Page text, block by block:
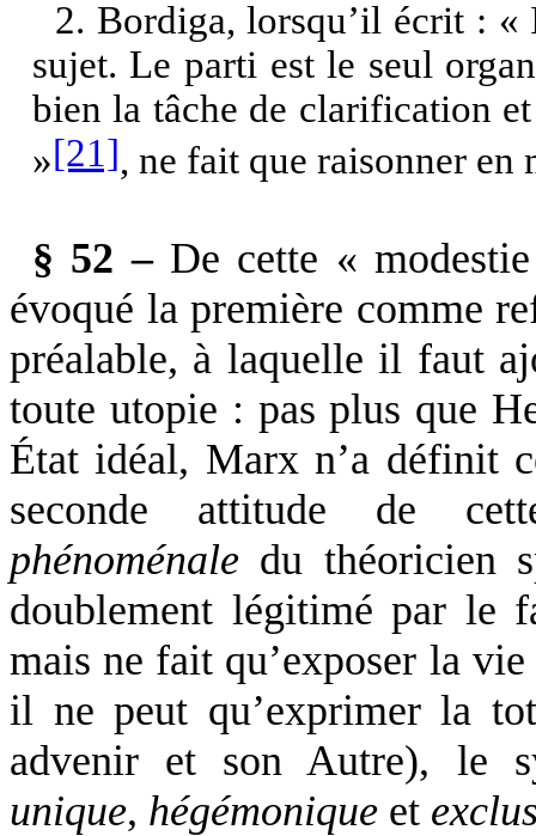
2. Bordiga, lorsqu’il écrit :
sujet. Le parti est le seul
bien la tâche de clarification
»[21], ne fait que raisonner en
§ 52 –De cette « modestie
évoqué la première comme
préalable, à laquelle il faut
toute utopie : pas plus que
État idéal, Marx n’a définit
seconde attitude de
phénoménale du théoricien
doublement légitimé par le
mais ne fait qu’exposer la
il ne peut qu’exprimer la
advenir et son Autre), le
unique, hégémonique et